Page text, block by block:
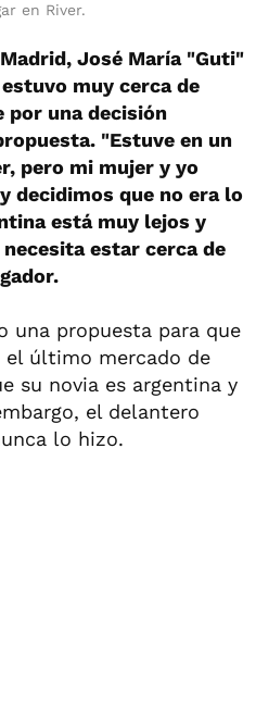
en River.
José María "Guti"
muy cerca de
por una decisión
"Estuve en un
pero mi mujer y yo
decidimos que no era lo
está muy lejos y
estar cerca de
una propuesta para que
el último mercado de
su novia es argentina y
el delantero
lo hizo.